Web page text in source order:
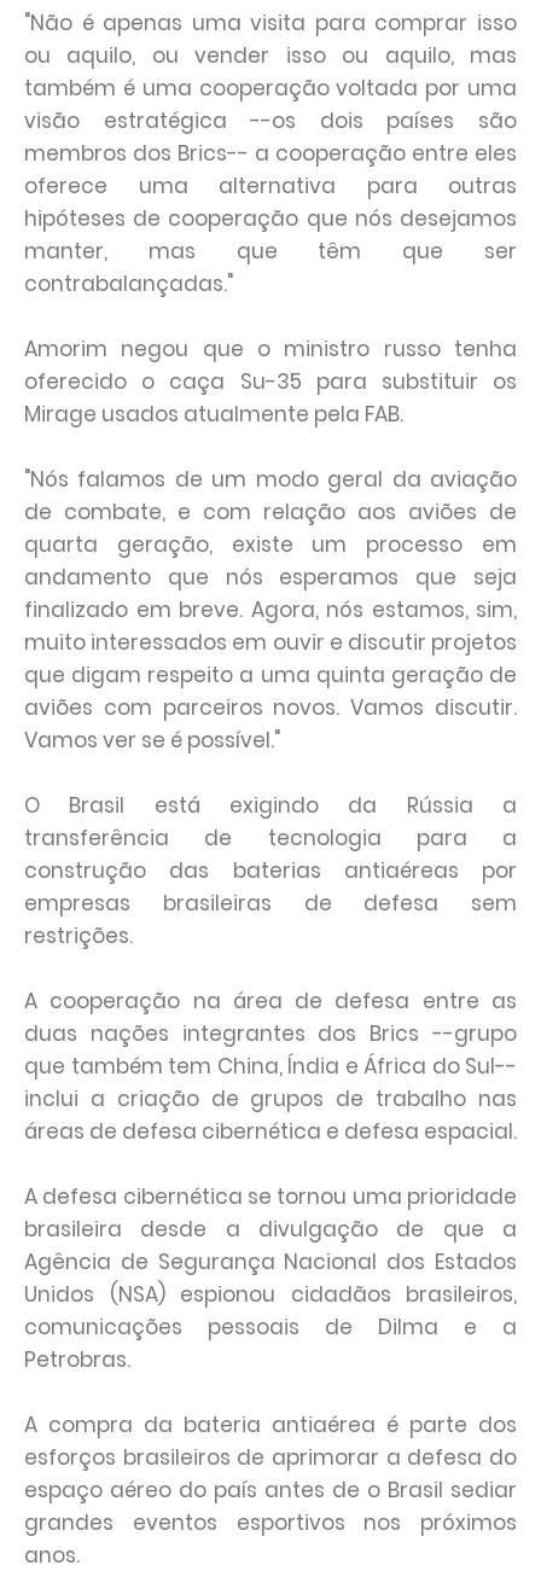
"Não é apenas uma visita para comprar isso
ou aquilo, ou vender isso ou aquilo, mas
também é uma cooperação voltada por uma
visão estratégica --os dois países são
membros dos Brics-- a cooperação entre eles
oferece uma alternativa para outras
hipóteses de cooperação que nós desejamos
manter, mas que têm que ser
contrabalançadas."
Amorim negou que o ministro russo tenha
oferecido o caça Su-35 para substituir os
Mirage usados atualmente pela FAB.
"Nós falamos de um modo geral da aviação
de combate, e com relação aos aviões de
quarta geração, existe um processo em
andamento que nós esperamos que seja
finalizado em breve. Agora, nós estamos, sim,
muito interessados em ouvir e discutir projetos
que digam respeito a uma quinta geração de
aviões com parceiros novos. Vamos discutir.
Vamos ver se é possível."
O Brasil está exigindo da Rússia a
transferência de tecnologia para a
construção das baterias antiaéreas por
empresas brasileiras de defesa sem
restrições.
A cooperação na área de defesa entre as
duas nações integrantes dos Brics --grupo
que também tem China, Índia e África do Sul--
inclui a criação de grupos de trabalho nas
áreas de defesa cibernética e defesa espacial.
A defesa cibernética se tornou uma prioridade
brasileira desde a divulgação de que a
Agência de Segurança Nacional dos Estados
Unidos (NSA) espionou cidadãos brasileiros,
comunicações pessoais de Dilma e a
Petrobras.
A compra da bateria antiaérea é parte dos
esforços brasileiros de aprimorar a defesa do
espaço aéreo do país antes de o Brasil sediar
grandes eventos esportivos nos próximos
anos.